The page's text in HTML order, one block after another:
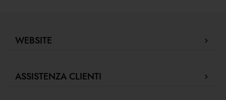
WEBSITE
Store Locator
ASSISTENZA CLIENTI